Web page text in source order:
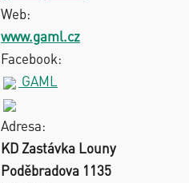
Web:
www.gaml.cz
Facebook:
GAML
Adresa:
KD Zastávka Louny
Poděbradova 1135